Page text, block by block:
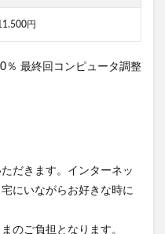
円
％ 最終回コンピュータ調整
だきます。インターネッ
にいながらお好きな時に
のご負担となります。